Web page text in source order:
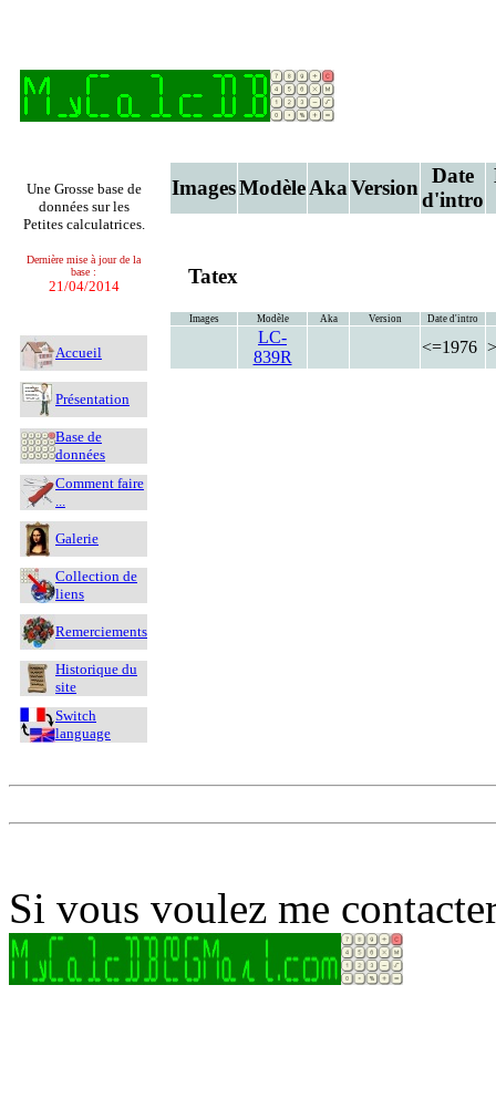
Une Grosse base de
données sur les
Petites calculatrices.
Dernière mise à jour de la
base :
21/04/2014
Accueil
Présentation
Base de
données
Comment faire
...
Galerie
Collection de
liens
Remerciements
Historique du
site
Switch
language
ImagesModèleAkaVersion
Date
d'intro
Tatex
Images Modèle Aka Version Date d'intro
LC-
839R
<=1976
Si vous voulez me